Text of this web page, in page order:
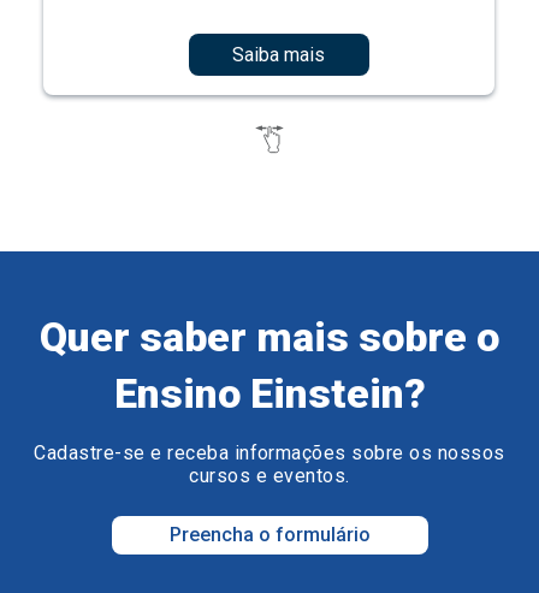
Saiba mais
Quer saber mais sobre o
Ensino Einstein?
Cadastre-se e receba informações sobre os nossos
cursos e eventos.
Preencha o formulário